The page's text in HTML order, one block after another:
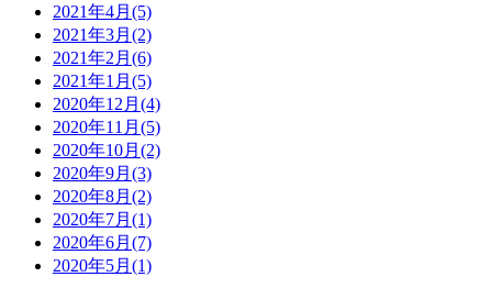
2021年4月 (5)
2021年3月 (2)
2021年2月 (6)
2021年1月 (5)
2020年12月 (4)
2020年11月 (5)
2020年10月 (2)
2020年9月 (3)
2020年8月 (2)
2020年7月 (1)
2020年6月 (7)
2020年5月 (1)